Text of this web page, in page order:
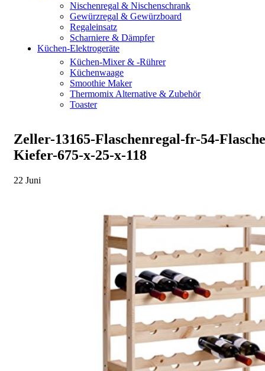
Nischenregal & Nischenschrank
Gewürzregal & Gewürzboard
Regaleinsatz
Scharniere & Dämpfer
Küchen-Elektrogeräte
Küchen-Mixer & -Rührer
Küchenwaage
Smoothie Maker
Thermomix Alternative & Zubehör
Toaster
Zeller-13165-Flaschenregal-fr-54-
Kiefer-675-x-25-x-118
22 Juni